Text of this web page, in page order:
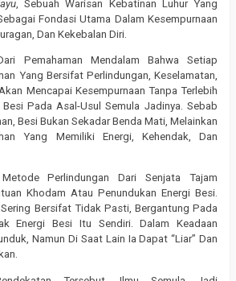
, Sebuah Warisan Kebatinan Luhur Yang
Fondasi Utama Dalam Kesempurnaan
Dan Kekebalan Diri.
Pemahaman Mendalam Bahwa Setiap
Yang Bersifat Perlindungan, Keselamatan,
Mencapai Kesempurnaan Tanpa Terlebih
Pada Asal-Usul Semula Jadinya. Sebab
Besi Bukan Sekadar Benda Mati, Melainkan
Yang Memiliki Energi, Kehendak, Dan
Perlindungan Dari Senjata Tajam
Khodam Atau Penundukan Energi Besi.
Bersifat Tidak Pasti, Bergantung Pada
Energi Besi Itu Sendiri. Dalam Keadaan
Namun Di Saat Lain Ia Dapat “Liar” Dan